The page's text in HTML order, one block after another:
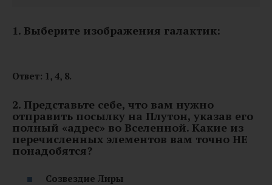
1. Выберите изображения галактик:
Ответ: 1, 4, 8.
2. Представьте себе, что вам нужно
отправить посылку на Плутон, указав его
полный «адрес» во Вселенной. Какие из
перечисленных элементов вам точно НЕ
понадобятся?
Созвездие Лиры